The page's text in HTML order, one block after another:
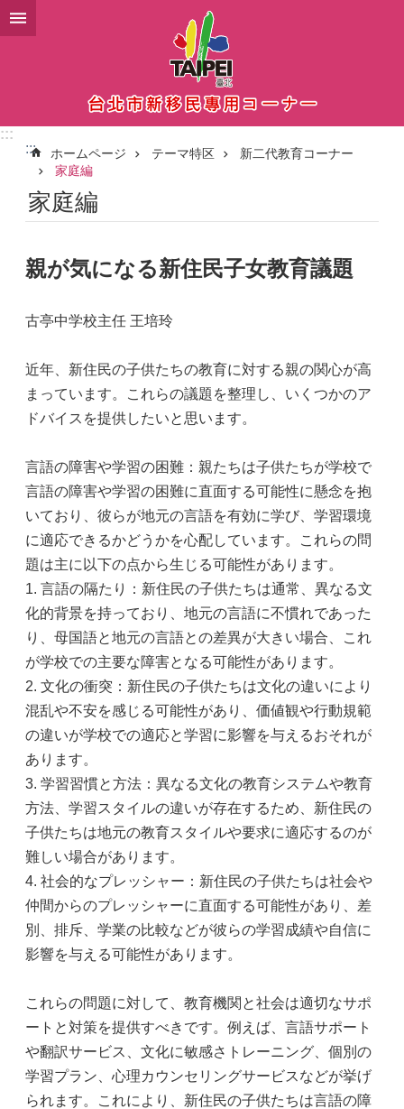
メインコンテンツブロックにスキップ
:::
:::
ホームページ テーマ特区
新二代教育コーナー
家庭編
家庭編
親が気になる新住民子女教育議題
古亭中学校主任 王培玲
近年、新住民の子供たちの教育に対する親の関心が高
まっています。これらの議題を整理し、いくつかのア
ドバイスを提供したいと思います。
言語の障害や学習の困難：親たちは子供たちが学校で
言語の障害や学習の困難に直面する可能性に懸念を抱
いており、彼らが地元の言語を有効に学び、学習環境
に適応できるかどうかを心配しています。これらの問
題は主に以下の点から生じる可能性があります。
1. 言語の隔たり：新住民の子供たちは通常、異なる文
化的背景を持っており、地元の言語に不慣れであった
り、母国語と地元の言語との差異が大きい場合、これ
が学校での主要な障害となる可能性があります。
2. 文化の衝突：新住民の子供たちは文化の違いにより
混乱や不安を感じる可能性があり、価値観や行動規範
の違いが学校での適応と学習に影響を与えるおそれが
あります。
3. 学習習慣と方法：異なる文化の教育システムや教育
方法、学習スタイルの違いが存在するため、新住民の
子供たちは地元の教育スタイルや要求に適応するのが
難しい場合があります。
4. 社会的なプレッシャー：新住民の子供たちは社会や
仲間からのプレッシャーに直面する可能性があり、差
別、排斥、学業の比較などが彼らの学習成績や自信に
影響を与える可能性があります。
これらの問題に対して、教育機関と社会は適切なサポ
ートと対策を提供すべきです。例えば、言語サポート
や翻訳サービス、文化に敏感さトレーニング、個別の
学習プラン、心理カウンセリングサービスなどが挙げ
られます。これにより、新住民の子供たちは言語の障